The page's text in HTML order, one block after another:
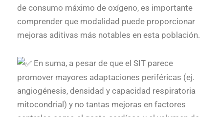
de consumo máximo de oxígeno, es importante
comprender que modalidad puede proporcionar
mejoras aditivas más notables en esta población.
En suma, a pesar de que el SIT parece
promover mayores adaptaciones periféricas (ej.
angiogénesis, densidad y capacidad respiratoria
mitocondrial) y no tantas mejoras en factores